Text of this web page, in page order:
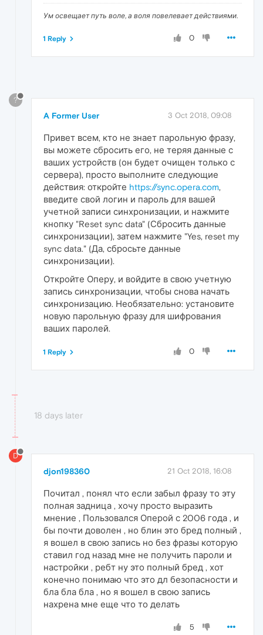
Ум освещает путь воле, а воля повелевает действиями.
0
1 Reply
?
A Former User 3 Oct 2018, 09:08
Привет всем, кто не знает парольную фразу,
вы можете сбросить его, не теряя данные с
ваших устройств (он будет очищен только с
сервера), просто выполните следующие
действия: откройте https://sync.opera.com,
введите свой логин и пароль для вашей
учетной записи синхронизации, и нажмите
кнопку "Reset sync data" (Сбросить данные
синхронизации), затем нажмите "Yes, reset my
sync data." (Да, сбросьте данные
синхронизации).
Откройте Оперу, и войдите в свою учетную
запись синхронизации, чтобы снова начать
синхронизацию. Необязательно: установите
новую парольную фразу для шифрования
ваших паролей.
0
1 Reply
18 days later
D
djon198360 21 Oct 2018, 16:08
Почитал , понял что если забыл фразу то эту
полная задница , хочу просто выразить
мнение , Пользовался Оперой с 2006 года , и
бы почти доволен , но блин это бред полный ,
я вошел в свою запись но без фразы которую
ставил год назад мне не получить пароли и
настройки , ребт ну это полный бред , хот
конечно понимаю что это дл безопасности и
бла бла бла , но я вошел в свою запись
нахрена мне еще что то делать
5